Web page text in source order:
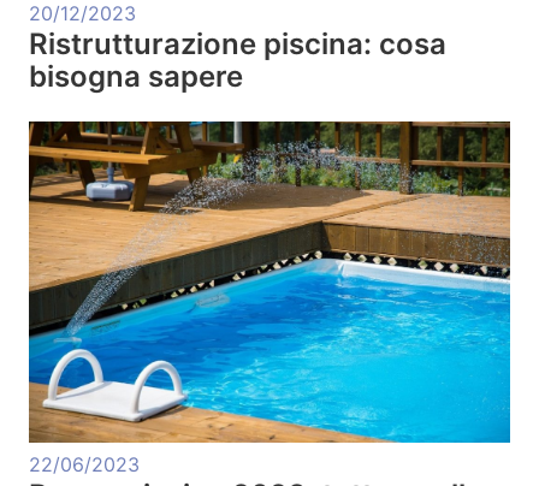
20/12/2023
Ristrutturazione piscina: cosa
bisogna sapere
22/06/2023